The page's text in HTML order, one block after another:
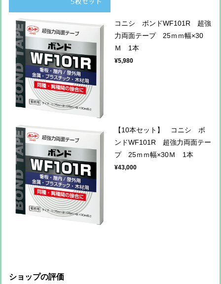
コニシ ボンドWF101R 超強
力両面テープ 25ｍｍ幅×30
Ｍ 1本
¥5,980
【10本セット】 コニシ ボ
ンドWF101R 超強力両面テー
プ 25ｍｍ幅×30Ｍ 1本
¥43,000
ショップの評価